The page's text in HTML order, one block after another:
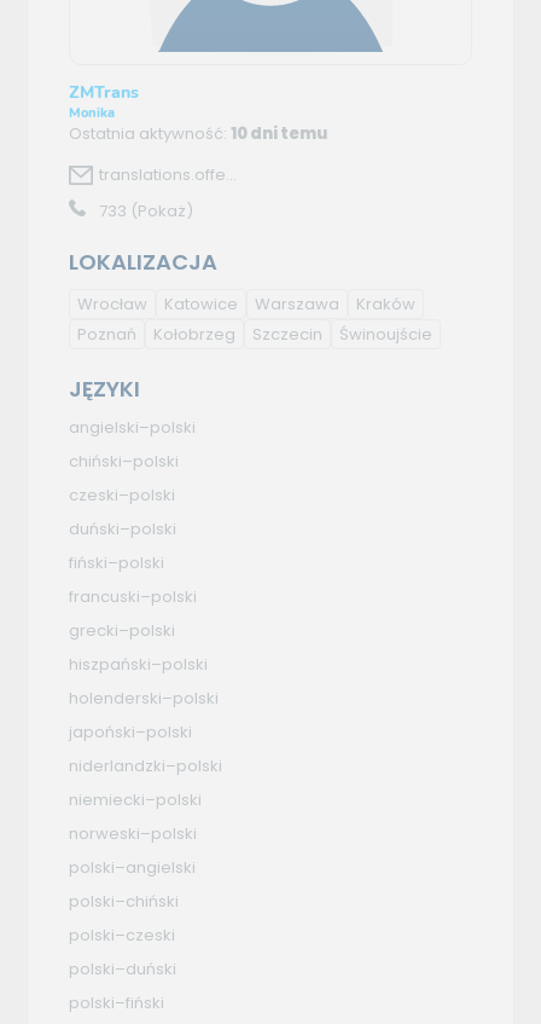
ZMTrans
Monika
Ostatnia aktywność:10 dni temu
translations.offe...
733 (Pokaż)
LOKALIZACJA
Wrocław Katowice Warszawa
Kraków
Poznań
Kołobrzeg Szczecin Świnoujście
JĘZYKI
angielski–polski
chiński–polski
czeski–polski
duński–polski
fiński–polski
francuski–polski
grecki–polski
hiszpański–polski
holenderski–polski
japoński–polski
niderlandzki–polski
niemiecki–polski
norweski–polski
polski–angielski
polski–chiński
polski–czeski
polski–duński
polski–fiński